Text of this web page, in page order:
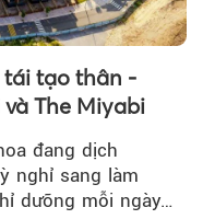
tạo thân -
The Miyabi
đang dịch
nghỉ sang làm
dưỡng mỗi ngày…